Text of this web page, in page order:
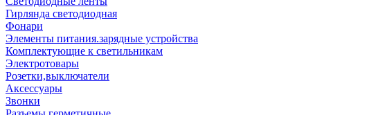
Гирлянда светодиодная
Фонари
Элементы питания.зарядные устройства
Комплектующие к светильникам
Электротовары
Розетки,выключатели
Аксессуары
Звонки